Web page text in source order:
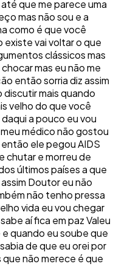
que me parece uma
mas não sou e a
como é que você
existe vai voltar o que
clássicos mas
mas eu não me
então sorria diz assim
discutir mais quando
velho do que você
a pouco eu vou
médico não gostou
ele pegou AIDS
chutar e morreu de
últimos países a que
Doutor eu não
não tenho pressa
vida eu vou chegar
aí fica em paz Valeu
quando eu soube que
de que eu orei por
que não merece é que